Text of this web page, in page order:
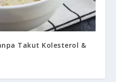
Takut Kolesterol &